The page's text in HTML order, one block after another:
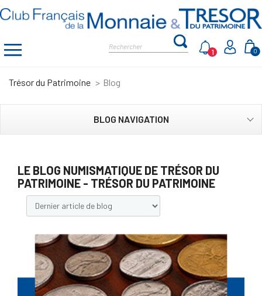
0
1
Trésor du Patrimoine Blog
BLOG NAVIGATION
LE BLOG NUMISMATIQUE DE TRÉSOR DU
PATRIMOINE - TRÉSOR DU PATRIMOINE